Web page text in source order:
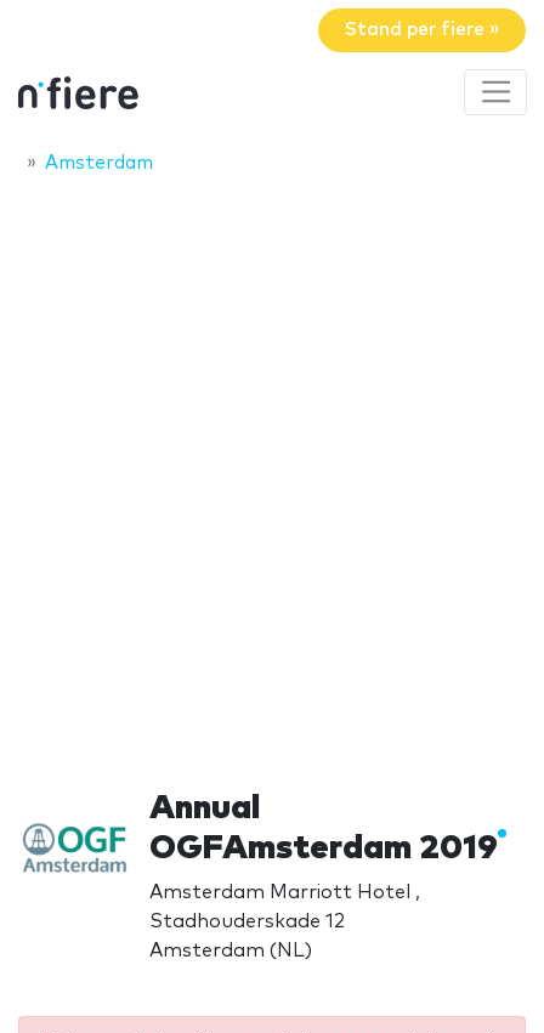
Stand per fiere »
Amsterdam
Annual
OGFAmsterdam 2019
Amsterdam Marriott Hotel ,
Stadhouderskade 12
Amsterdam (NL)